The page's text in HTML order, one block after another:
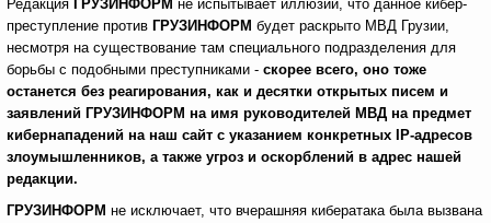
Редакция ГРУЗИНФОРМ не испытывает иллюзий, что данное кибер-
преступление против ГРУЗИНФОРМ будет раскрыто МВД Грузии,
несмотря на существование там специального подразделения для
борьбы с подобными преступниками - скорее всего, оно тоже
останется без реагирования, как и десятки открытых писем и
заявлений ГРУЗИНФОРМ на имя руководителей МВД на предмет
кибернападений на наш сайт с указанием конкретных
IP-адресов
злоумышленников, а также угроз и оскорблений в адрес нашей
редакции.
ГРУЗИНФОРМ не исключает, что вчерашняя кибератака была вызвана